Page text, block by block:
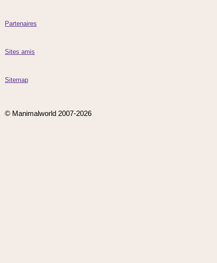
Partenaires
Sites amis
Sitemap
© Manimalworld 2007-2026